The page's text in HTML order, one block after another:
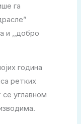
га
и ,,добро
година
ретких
се углавном